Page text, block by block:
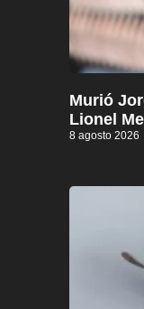
Murió
Lionel
8 agosto 2026